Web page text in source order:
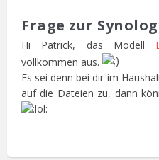
Frage zur
Hi Patrick, das Modell
vollkommen aus.
Es sei denn bei dir im
auf die Dateien zu, dann